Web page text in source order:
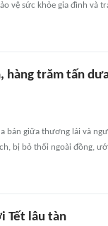
vệ sức khỏe gia đình và
hàng trăm tấn
bán giữa thương lái và
bị bỏ thối ngoài đồng,
Tết lâu tàn